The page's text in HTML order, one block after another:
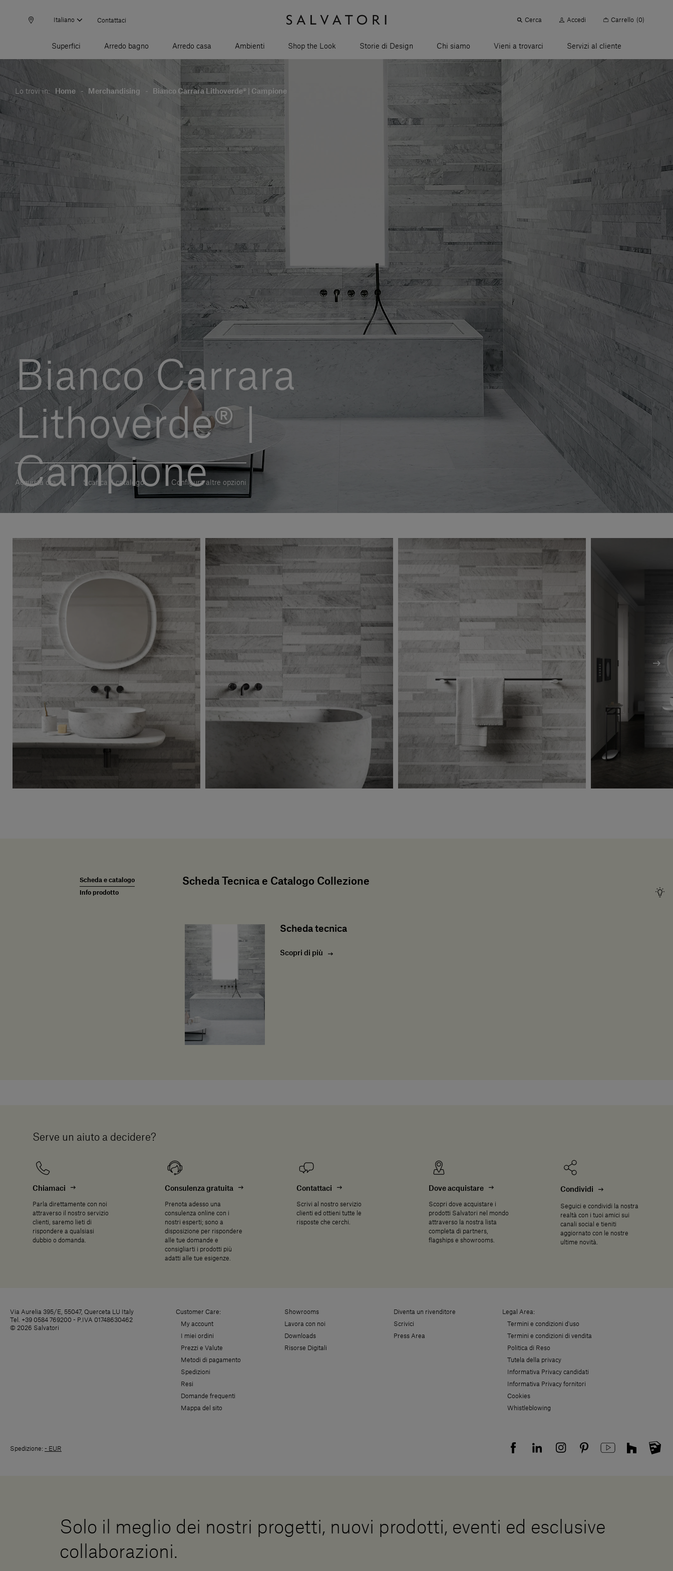
Italiano Contattaci Cerca Accedi Carrello (0)
Superfici Arredo bagno Arredo casa Ambienti Shop the Look Storie di Design Chi siamo Vieni a trovarci Servizi al cliente
Lo trovi in: Home - Merchandising - Bianco Carrara Lithoverde® | Campione
Bianco Carrara
Lithoverde® |
Campione
Acquista ora Scarica il catalogo Configura altre opzioni
Scheda e catalogo
Info prodotto
Scheda Tecnica e Catalogo Collezione
Scheda tecnica
Scopri di più
Serve un aiuto a decidere?
Chiamaci
Parla direttamente con noi
attraverso il nostro servizio
clienti, saremo lieti di
rispondere a qualsiasi
dubbio o domanda.
Consulenza gratuita
Prenota adesso una
consulenza online con i
nostri esperti; sono a
disposizione per rispondere
alle tue domande e
consigliarti i prodotti più
adatti alle tue esigenze.
Contattaci
Scrivi al nostro servizio
clienti ed ottieni tutte le
risposte che cerchi.
Dove acquistare
Scopri dove acquistare i
prodotti Salvatori nel mondo
attraverso la nostra lista
completa di partners,
flagships e showrooms.
Condividi
Seguici e condividi la nostra
realtà con i tuoi amici sui
canali social e tieniti
aggiornato con le nostre
ultime novità.
Via Aurelia 395/E, 55047, Querceta LU Italy
Tel. +39 0584 769200 - P.IVA 01748630462
© 2026 Salvatori
Customer Care:
My account
I miei ordini
Prezzi e Valute
Metodi di pagamento
Spedizioni
Resi
Domande frequenti
Mappa del sito
Showrooms
Lavora con noi
Downloads
Risorse Digitali
Diventa un rivenditore
Scrivici
Press Area
Legal Area:
Termini e condizioni d'uso
Termini e condizioni di vendita
Politica di Reso
Tutela della privacy
Informativa Privacy candidati
Informativa Privacy fornitori
Cookies
Whistleblowing
Spedizione: - EUR
Solo il meglio dei nostri progetti, nuovi prodotti, eventi ed esclusive
collaborazioni.